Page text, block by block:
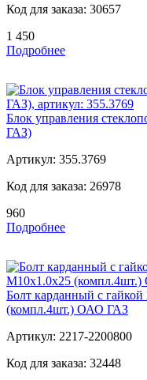
Код для заказа: 30657
1 450
Подробнее
Блок управления
ГАЗ)
Артикул: 355.3769
Код для заказа: 26978
960
Подробнее
Болт карданный с
(компл.4шт.) ОАО ГАЗ
Артикул: 2217-2200800
Код для заказа: 32448